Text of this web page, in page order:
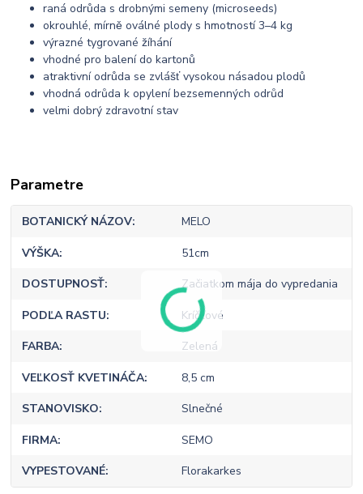
raná odrůda s drobnými semeny (microseeds)
okrouhlé, mírně oválné plody s hmotností 3–4 kg
výrazné tygrované žíhání
vhodné pro balení do kartonů
atraktivní odrůda se zvlášť vysokou násadou plodů
vhodná odrůda k opylení bezsemenných odrůd
velmi dobrý zdravotní stav
Parametre
BOTANICKÝ NÁZOV MELO
VÝŠKA 51cm
DOSTUPNOSŤ Začiatkom mája do vypredania
PODĽA RASTU Kríčkové
FARBA Zelená
VEĽKOSŤ KVETINÁČA 8,5 cm
STANOVISKO Slnečné
FIRMA SEMO
VYPESTOVANÉ Florakarkes